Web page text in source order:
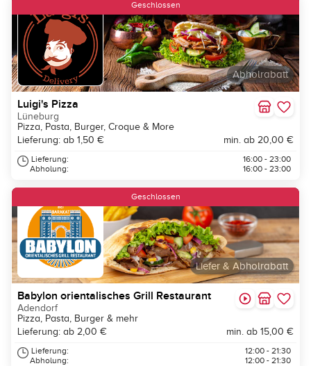
Abholrabatt
Geschlossen
Luigi's Pizza
Lüneburg
Pizza, Pasta, Burger, Croque & More
Lieferung: ab 1,50 €
min. ab 20,00 €
Lieferung:
Abholung:
16:00 - 23:00
16:00 - 23:00
Liefer & Abholrabatt
Geschlossen
Babylon orientalisches Grill Restaurant
Adendorf
Pizza, Pasta, Burger & mehr
Lieferung: ab 2,00 €
min. ab 15,00 €
Lieferung:
Abholung:
12:00 - 21:30
12:00 - 21:30